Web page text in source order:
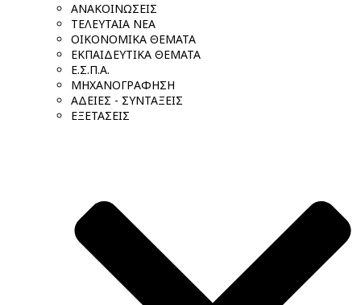
ΑΝΑΚΟΙΝΩΣΕΙΣ
ΤΕΛΕΥΤΑΙΑ ΝΕΑ
ΟΙΚΟΝΟΜΙΚΑ ΘΕΜΑΤΑ
ΕΚΠΑΙΔΕΥΤΙΚΑ ΘΕΜΑΤΑ
Ε.Σ.Π.Α.
ΜΗΧΑΝΟΓΡΑΦΗΣΗ
ΑΔΕΙΕΣ - ΣΥΝΤΑΞΕΙΣ
ΕΞΕΤΑΣΕΙΣ